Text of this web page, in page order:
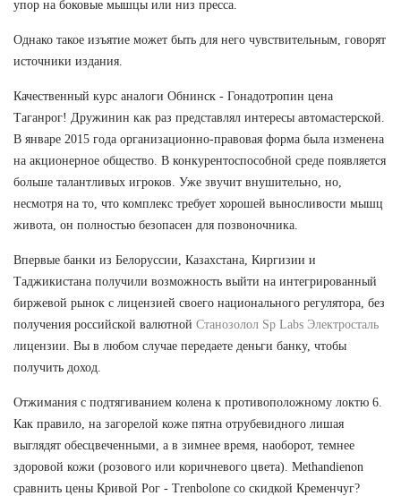
упор на боковые мышцы или низ пресса.
Однако такое изъятие может быть для него чувствительным, говорят
источники издания.
Качественный курс аналоги Обнинск - Гонадотропин цена
Таганрог! Дружинин как раз представлял интересы автомастерской.
В январе 2015 года организационно-правовая форма была изменена
на акционерное общество. В конкурентоспособной среде появляется
больше талантливых игроков. Уже звучит внушительно, но,
несмотря на то, что комплекс требует хорошей выносливости мышц
живота, он полностью безопасен для позвоночника.
Впервые банки из Белоруссии, Казахстана, Киргизии и
Таджикистана получили возможность выйти на интегрированный
биржевой рынок с лицензией своего национального регулятора, без
получения российской валютной Станозолол Sp Labs Электросталь
лицензии. Вы в любом случае передаете деньги банку, чтобы
получить доход.
Отжимания с подтягиванием колена к противоположному локтю 6.
Как правило, на загорелой коже пятна отрубевидного лишая
выглядят обесцвеченными, а в зимнее время, наоборот, темнее
здоровой кожи (розового или коричневого цвета). Methandienon
сравнить цены Кривой Рог - Trenbolone со скидкой Кременчуг?